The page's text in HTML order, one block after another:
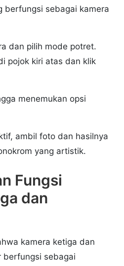
berfungsi sebagai kamera
dan pilih mode potret.
pojok kiri atas dan klik
menemukan opsi
ambil foto dan hasilnya
yang artistik.
Fungsi
dan
kamera ketiga dan
berfungsi sebagai